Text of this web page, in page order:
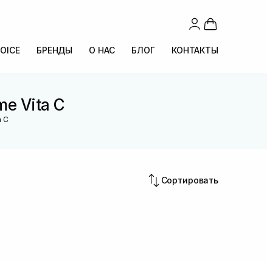
БРЕНДЫ О НАС БЛОГ КОНТАКТЫ
Vita C
C
Сортировать